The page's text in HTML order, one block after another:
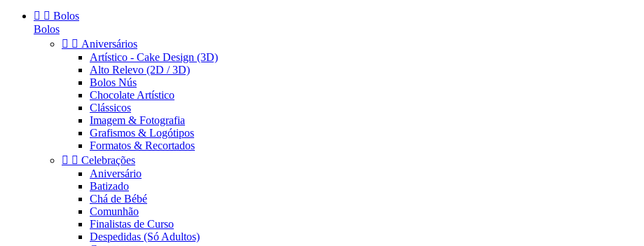
  Bolos
Bolos
  Aniversários
Artístico - Cake Design (3D)
Alto Relevo (2D / 3D)
Bolos Nús
Chocolate Artístico
Clássicos
Imagem & Fotografia
Grafismos & Logótipos
Formatos & Recortados
  Celebrações
Aniversário
Batizado
Chá de Bébé
Comunhão
Finalistas de Curso
Despedidas (Só Adultos)